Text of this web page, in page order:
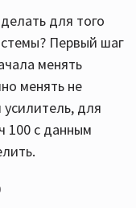
для того
Первый шаг
менять
менять не
для
100 с данным